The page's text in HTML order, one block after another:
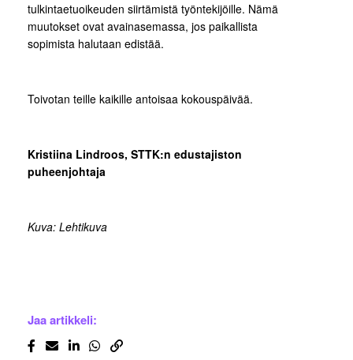
tulkintaetuoikeuden siirtämistä työntekijöille. Nämä
muutokset ovat avainasemassa, jos paikallista
sopimista halutaan edistää.
Toivotan teille kaikille antoisaa kokouspäivää.
Kristiina Lindroos, STTK:n edustajiston
puheenjohtaja
Kuva: Lehtikuva
Jaa artikkeli: